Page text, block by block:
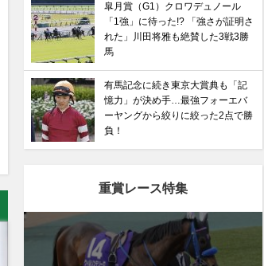
皐月賞（G1）クロワデュノール
「1強」に待った!? 「強さが証明さ
れた」川田将雅も絶賛した3戦3勝
馬
有馬記念に続き東京大賞典も「記
憶力」が決め手…最強フォーエバ
ーヤングから絞りに絞った2点で勝
負！
重賞レース特集